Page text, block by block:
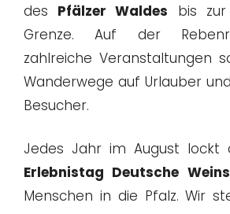
des Pfälzer Waldes bis zur
Grenze. Auf der
zahlreiche Veranstaltungen
Wanderwege auf Urlauber
Besucher.
Jedes Jahr im August lockt
Erlebnistag Deutsche
Menschen in die Pfalz. Wir